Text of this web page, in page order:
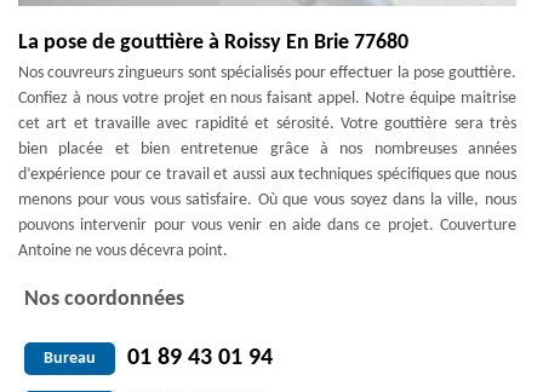
La pose de gouttière à Roissy En Brie 77680
Nos couvreurs zingueurs sont spécialisés pour effectuer la pose gouttière.
Confiez à nous votre projet en nous faisant appel. Notre équipe maitrise
cet art et travaille avec rapidité et sérosité. Votre gouttière sera très
bien placée et bien entretenue grâce à nos nombreuses années
d’expérience pour ce travail et aussi aux techniques spécifiques que nous
menons pour vous vous satisfaire. Où que vous soyez dans la ville, nous
pouvons intervenir pour vous venir en aide dans ce projet. Couverture
Antoine ne vous décevra point.
Nos coordonnées
Bureau 01 89 43 01 94